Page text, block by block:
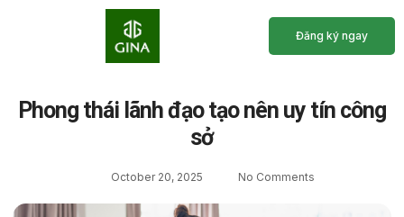
Đăng ký ngay
Phong thái lãnh đạo tạo nên uy tín công
sở
October 20, 2025 No Comments